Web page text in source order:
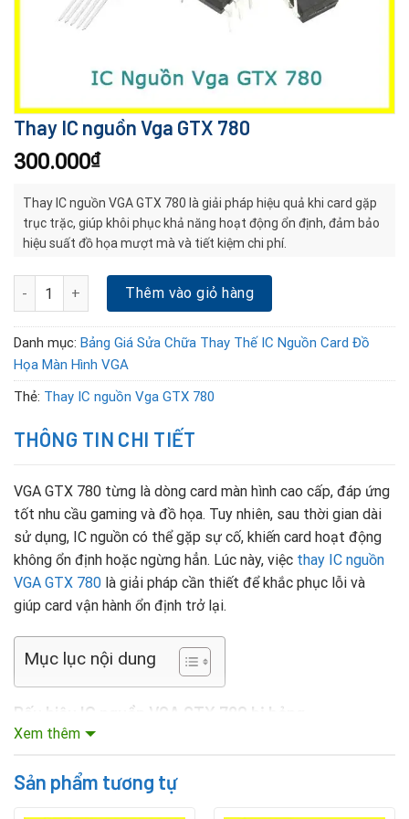
Thay IC nguồn Vga GTX 780
300.000₫
Thay IC nguồn VGA GTX 780 là giải pháp hiệu quả khi card gặp
trục trặc, giúp khôi phục khả năng hoạt động ổn định, đảm bảo
hiệu suất đồ họa mượt mà và tiết kiệm chi phí.
Thay IC nguồn Vga GTX 780 số lượng
Thêm vào giỏ hàng
Danh mục: Bảng Giá Sửa Chữa Thay Thế IC Nguồn Card Đồ
Họa Màn Hình VGA
Thẻ: Thay IC nguồn Vga GTX 780
THÔNG TIN CHI TIẾT
VGA GTX 780 từng là dòng card màn hình cao cấp, đáp ứng
tốt nhu cầu gaming và đồ họa. Tuy nhiên, sau thời gian dài
sử dụng, IC nguồn có thể gặp sự cố, khiến card hoạt động
không ổn định hoặc ngừng hẳn. Lúc này, việc thay IC nguồn
VGA GTX 780 là giải pháp cần thiết để khắc phục lỗi và
giúp card vận hành ổn định trở lại.
Mục lục nội dung
Dấu hiệu IC nguồn VGA GTX 780 bị hỏng
Một số biểu hiện thường thấy khi IC nguồn của card GTX
Xem thêm
Sản phẩm tương tự